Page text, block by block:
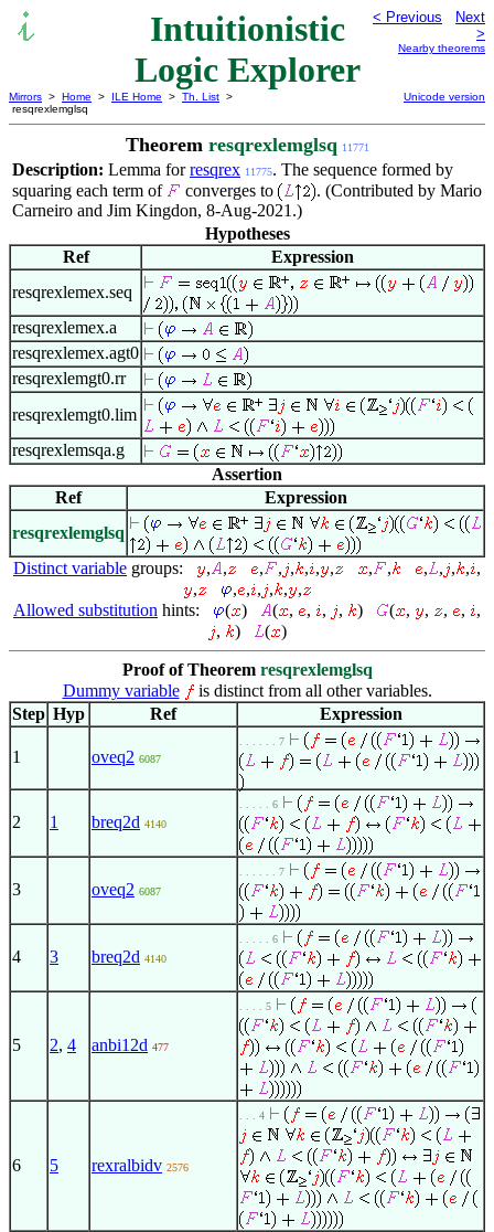
Intuitionistic
Logic Explorer
< Previous
Next
>
Nearby theorems
Mirrors > Home > ILE Home > Th. List >
resqrexlemglsq
Unicode version
Theorem resqrexlemglsq 11771
Description: Lemma forresqrex 11775. The sequence formed by
squaring each term of
converges to
. (Contributed by Mario
Carneiro and Jim Kingdon, 8-Aug-2021.)
Hypotheses
Ref
Expression
resqrexlemex.seq
resqrexlemex.a
resqrexlemex.agt0
resqrexlemgt0.rr
resqrexlemgt0.lim
resqrexlemsqa.g
Assertion
Ref
Expression
resqrexlemglsq
Distinct variable groups: , , , , , , , , , , , , , , ,
,
, , , , ,
,
Allowed substitution hints: ( ) ( , , , , ) ( , , , ,
,
,
) ( )
Proof of Theorem resqrexlemglsq
Dummy variable
is distinct from all other variables.
Step Hyp Ref Expression
1 oveq2 6087
. . . . . . 7
2 1 breq2d 4140
. . . . . 6
3 oveq2 6087
. . . . . . 7
4 3 breq2d 4140
. . . . . 6
5 2, 4 anbi12d 477
. . . . 5
6 5 rexralbidv 2576
. . . 4